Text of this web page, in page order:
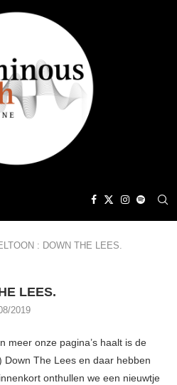
: DOWN THE LEES.
LEES.
2019
meer onze pagina’s haalt is de
Down The Lees en daar hebben
onthullen we een nieuwtje